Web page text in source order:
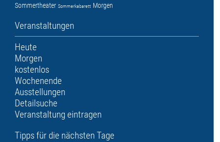
Sommertheater Sommerkabarett Morgen
Veranstaltungen
Heute
Morgen
kostenlos
Wochenende
Ausstellungen
Detailsuche
Veranstaltung eintragen
Tipps für die nächsten Tage